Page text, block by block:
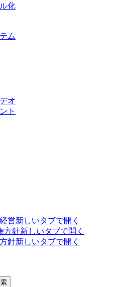
化
ム
オ
ト
営新しいタブで開く
方針新しいタブで開く
針新しいタブで開く